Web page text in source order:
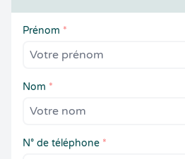
Prénom *
Nom *
N° de téléphone *